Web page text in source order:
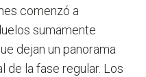
comenzó a
sumamente
dejan un panorama
de la fase regular. Los